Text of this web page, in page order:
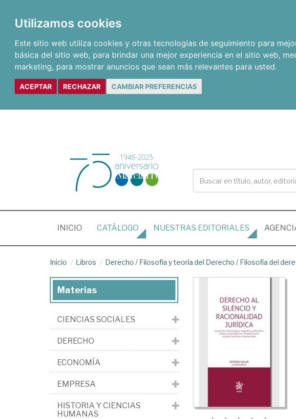
Utilizamos cookies
Este sitio web utiliza cookies y otras tecnologías de seguimiento para
básica del sitio web, para brindar una mejor experiencia en el sitio web,
marketing, para mostrar anuncios que sean más relevantes para usted.
ACEPTAR RECHAZAR CAMBIAR PREFERENCIAS
INICIO (CURRENT)
CATÁLOGO NUESTRAS EDITORIALES
Inicio Libros Derecho / Filosofía y teoría del Derecho / Filosofía del
Materias
CIENCIAS SOCIALES
DERECHO
ECONOMÍA
EMPRESA
HISTORIA Y CIENCIAS
HUMANAS